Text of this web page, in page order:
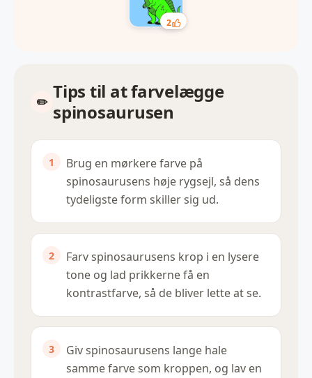
2
Tips til at farvelægge
spinosaurusen
Brug en mørkere farve på
spinosaurusens høje rygsejl, så dens
tydeligste form skiller sig ud.
Farv spinosaurusens krop i en lysere
tone og lad prikkerne få en
kontrastfarve, så de bliver lette at se.
Giv spinosaurusens lange hale
samme farve som kroppen, og lav en